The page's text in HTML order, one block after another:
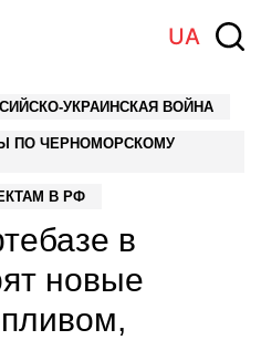
UA
УКРАИНСКАЯ ВОЙНА
ПО ЧЕРНОМОРСКОМУ
В РФ
в
новые